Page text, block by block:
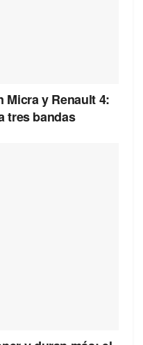
Micra y Renault 4:
tres bandas